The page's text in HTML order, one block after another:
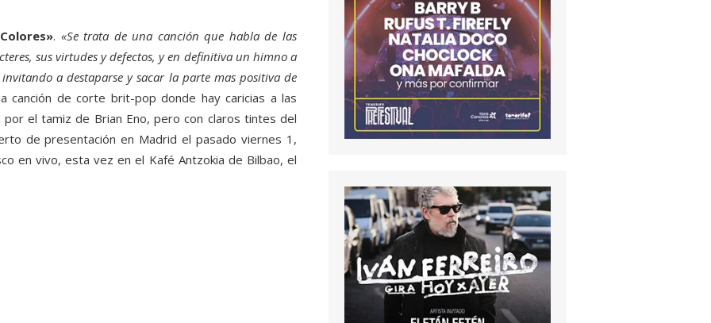
. «Se trata de una canción que habla de las
sus virtudes y defectos, y en definitiva un himno a
a destaparse y sacar la parte mas positiva de
canción de corte brit-pop donde hay caricias a las
el tamiz de Brian Eno, pero con claros tintes del
de presentación en Madrid el pasado viernes 1,
en vivo, esta vez en el Kafé Antzokia de Bilbao, el